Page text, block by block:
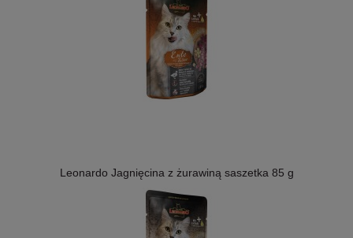
Leonardo Jagnięcina z żurawiną saszetka 85 g